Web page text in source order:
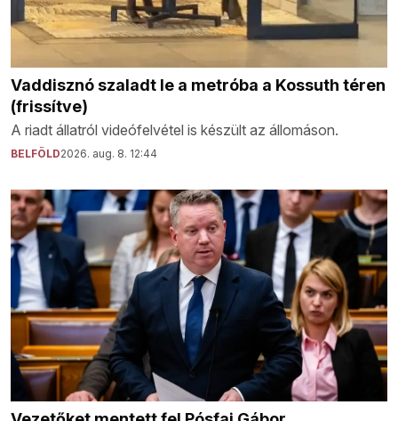
Vaddisznó szaladt le a metróba a Kossuth téren
(frissítve)
A riadt állatról videófelvétel is készült az állomáson.
BELFÖLD2026. aug. 8. 12:44